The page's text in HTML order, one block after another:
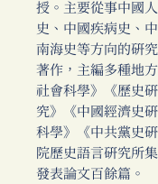
授。主要從事中國
史、中國疾病史、
南海史等方向的研
著作，主編多種地
社會科學》《歷史
究》《中國經濟史
科學》《中共黨史
院歷史語言研究所
發表論文百餘篇。